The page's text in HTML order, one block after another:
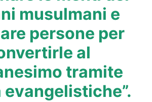
musulmani e
persone per
al
tramite